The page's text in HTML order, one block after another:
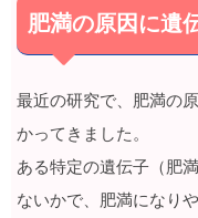
肥満の原因に遺
最近の研究で、肥満の
かってきました。
ある特定の遺伝子（肥
ないかで、肥満になり